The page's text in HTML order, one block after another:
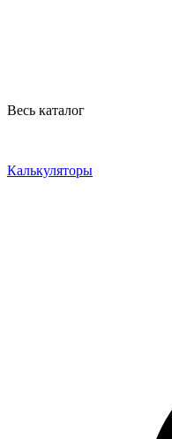
Весь каталог
Калькуляторы